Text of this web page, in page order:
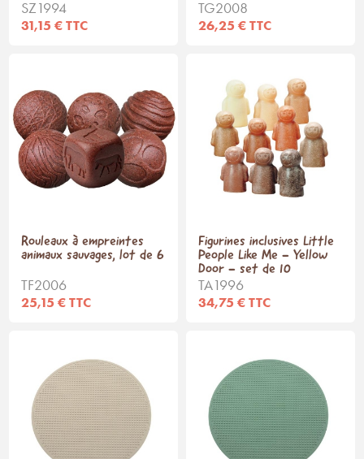
SZ1994
31,15 € TTC
TG2008
26,25 € TTC
Rouleaux à empreintes
animaux sauvages, lot de 6
TF2006
25,15 € TTC
Figurines inclusives Little
People Like Me - Yellow
Door - set de 10
TA1996
34,75 € TTC